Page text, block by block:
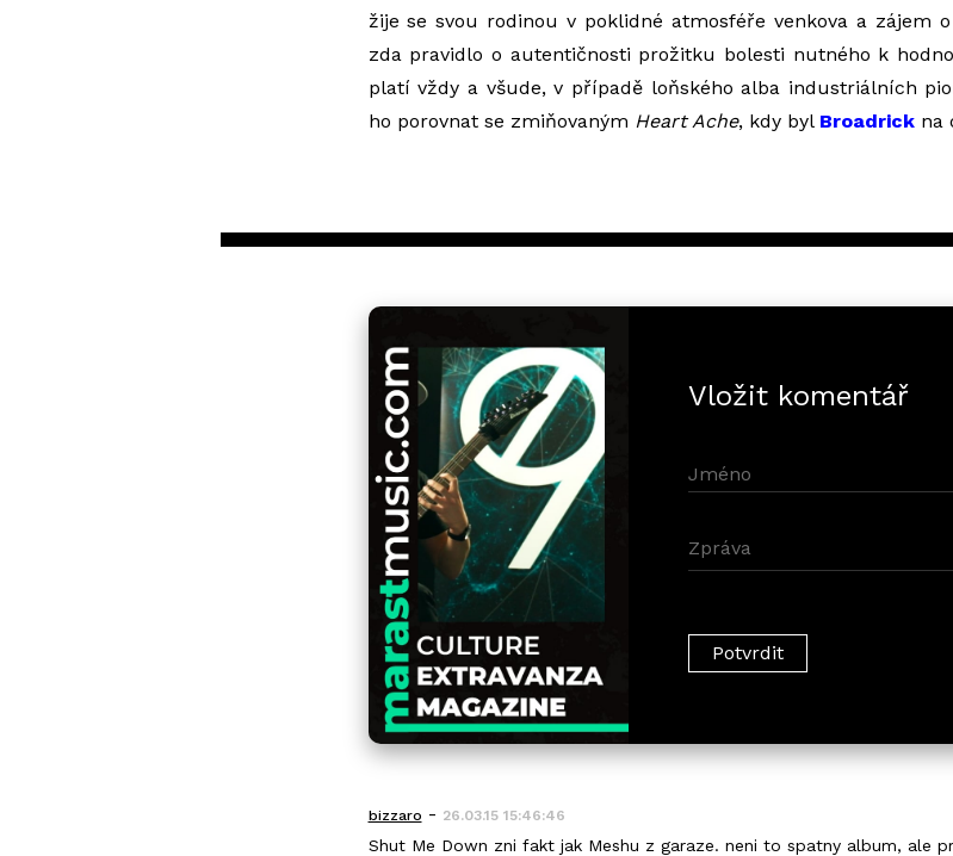
žije se svou rodinou v poklidné atmosféře venkova a zájem
zda pravidlo o autentičnosti prožitku bolesti nutného k
platí vždy a všude, v případě loňského alba industriálních
ho porovnat se zmiňovaným Heart Ache, kdy byl Broadrickna
Vložit komentář
bizzaro - 26.03.15 15:46:46
Shut Me Down zni fakt jak Meshu z garaze. neni to spatny album, ale